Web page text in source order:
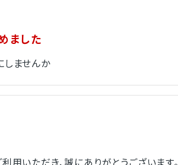
ました
ませんか
用いただき、誠にありがとうございます。